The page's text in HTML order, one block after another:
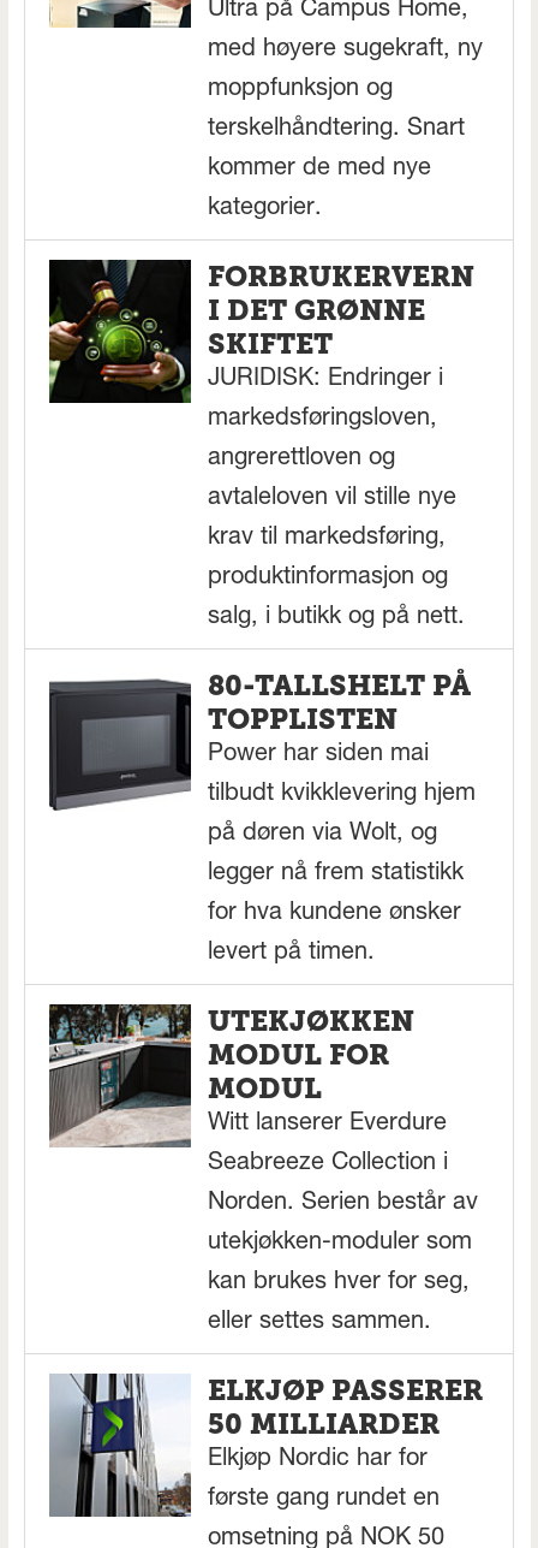
Ultra på Campus Home,
med høyere sugekraft, ny
moppfunksjon og
terskelhåndtering. Snart
kommer de med nye
kategorier.
FORBRUKERVERN
I DET GRØNNE
SKIFTET
JURIDISK: Endringer i
markedsføringsloven,
angrerettloven og
avtaleloven vil stille nye
krav til markedsføring,
produktinformasjon og
salg, i butikk og på nett.
80-TALLSHELT PÅ
TOPPLISTEN
Power har siden mai
tilbudt kvikklevering hjem
på døren via Wolt, og
legger nå frem statistikk
for hva kundene ønsker
levert på timen.
UTEKJØKKEN
MODUL FOR
MODUL
Witt lanserer Everdure
Seabreeze Collection i
Norden. Serien består av
utekjøkken-moduler som
kan brukes hver for seg,
eller settes sammen.
ELKJØP PASSERER
50 MILLIARDER
Elkjøp Nordic har for
første gang rundet en
omsetning på NOK 50